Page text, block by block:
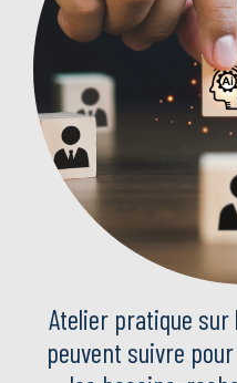
Atelier pratique sur
peuvent suivre